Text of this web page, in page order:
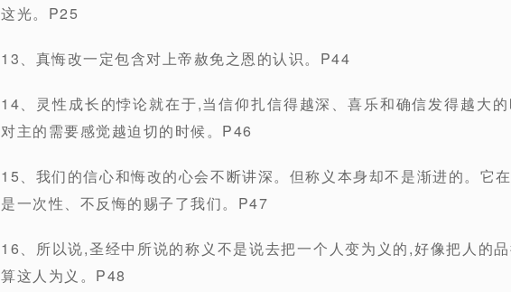
这光。P25
13、真悔改一定包含对上帝赦免之恩的认识。P44
14、灵性成长的悖论就在于,当信仰扎信得越深、喜乐和确信发得越大的
对主的需要感觉越迫切的时候。P46
15、我们的信心和悔改的心会不断讲深。但称义本身却不是渐进的。它
是一次性、不反悔的赐子了我们。P47
16、所以说,圣经中所说的称义不是说去把一个人变为义的,好像把人的
算这人为义。P48